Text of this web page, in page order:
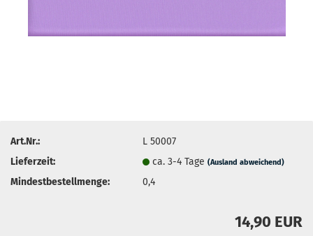
Art.Nr.:
L 50007
Lieferzeit:
ca. 3-4 Tage(Ausland abweichend)
Mindestbestellmenge: 0,4
14,90 EUR